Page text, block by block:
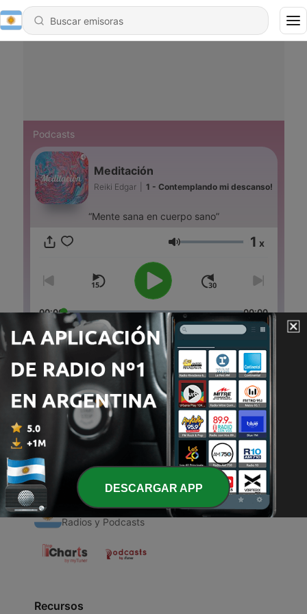
Podcasts
Meditación
Reiki Edgar 1 - Contemplando mi descanso!
“Mente sana en cuerpo sano”
Volumen 1 x
00:00 00:00
Episodios
1 - Contemplando mi descanso!
13 mayo 2020
Radios Argentinas
Radios y Podcasts
Recursos
DESCARGAR APP